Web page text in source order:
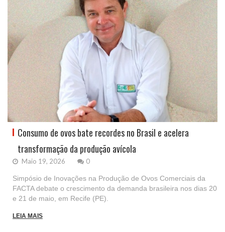
Consumo de ovos bate recordes no Brasil e acelera
transformação da produção avícola
Maio 19, 2026 0
Simpósio de Inovações na Produção de Ovos Comerciais da
FACTA debate o crescimento da demanda brasileira nos dias 20
e 21 de maio, em Recife (PE).
LEIA MAIS